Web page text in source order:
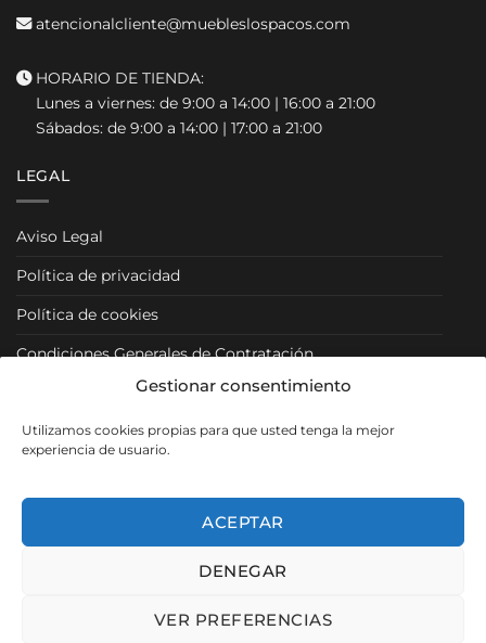
Gestionar consentimiento
Utilizamos cookies propias para que usted tenga la mejor
experiencia de usuario.
ACEPTAR
DENEGAR
VER PREFERENCIAS
atencionalcliente@muebleslospacos.com
HORARIO DE TIENDA:
Lunes a viernes: de 9:00 a 14:00 | 16:00 a 21:00
Sábados: de 9:00 a 14:00 | 17:00 a 21:00
LEGAL
Aviso Legal
Política de privacidad
Política de cookies
Condiciones Generales de Contratación
Condiciones Particulares
Política de Venta y Cancelación/Devolución
Visa PayPal MasterCard